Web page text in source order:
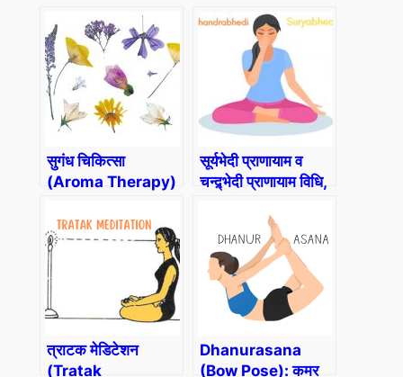
सुगंध चिकित्सा
(Aroma Therapy)
सूर्यभेदी प्राणायाम व
चन्द्र्भेदी प्राणायाम विधि,
(Suryabhedi
Pranayama and
Chandrabhedi
Pranayama
Method-Benefits
and Precautions)
त्राटक मेडिटेशन
(Tratak
Dhanurasana
(Bow Pose): कमर